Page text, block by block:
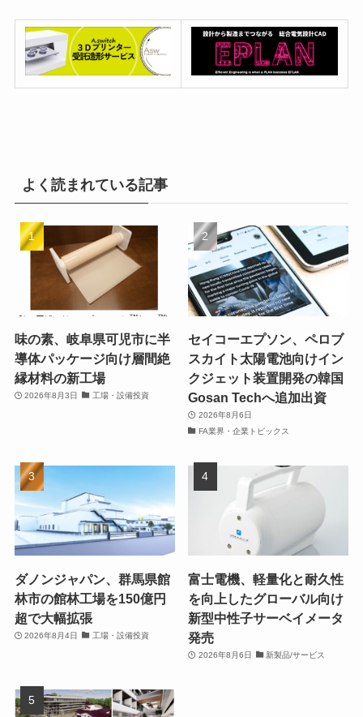
よく読まれている記事
味の素、岐阜県可児市に半
導体パッケージ向け層間絶
縁材料の新工場
2026年8月3日 工場・設備投資
セイコーエプソン、ペロブ
スカイト太陽電池向けイン
クジェット装置開発の韓国
Gosan Techへ追加出資
2026年8月6日
FA業界・企業トピックス
ダノンジャパン、群馬県館
林市の館林工場を150億円
超で大幅拡張
2026年8月4日 工場・設備投資
富士電機、軽量化と耐久性
を向上したグローバル向け
新型中性子サーベイメータ
発売
2026年8月6日 新製品/サービス